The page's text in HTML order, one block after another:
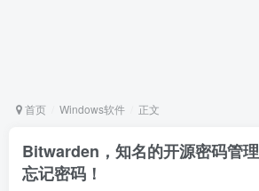
首页 Windows软件 正文
Bitwarden，知名的开源密码管
忘记密码！